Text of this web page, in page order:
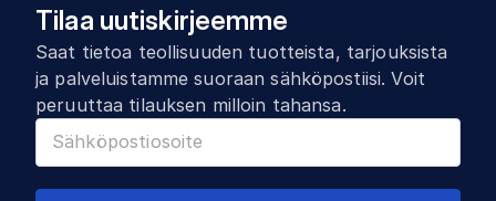
Tilaa uutiskirjeemme
Saat tietoa teollisuuden tuotteista, tarjouksista
ja palveluistamme suoraan sähköpostiisi. Voit
peruuttaa tilauksen milloin tahansa.